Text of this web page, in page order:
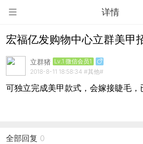
详情
宏福亿发购物中心立群美甲
立群猪 Lv.1 微信会员1
2018-8-11 18:58:34 #其他#
可独立完成美甲款式，会嫁接睫毛
全部回复 0